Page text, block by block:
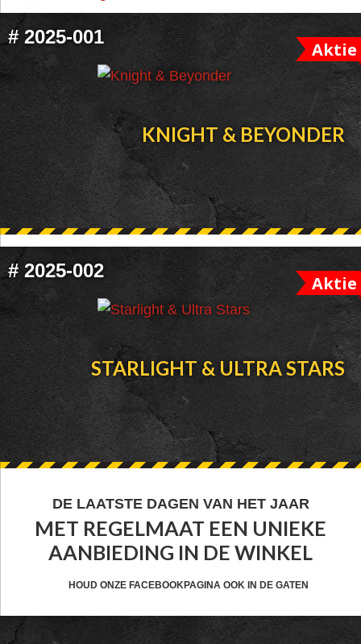
FOOTER
WIDGET
HEADER
# 2025-001
Aktie
KNIGHT & BEYONDER
# 2025-002
Aktie
STARLIGHT & ULTRA STARS
FOOTER
WIDGET
HEADER
DE LAATSTE DAGEN VAN HET JAAR
MET REGELMAAT EEN UNIEKE
AANBIEDING IN DE WINKEL
HOUD ONZE FACEBOOKPAGINA OOK IN DE GATEN